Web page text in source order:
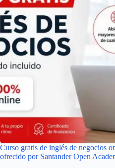
Curso gratis de inglés de negocios
ofrecido por Santander Open